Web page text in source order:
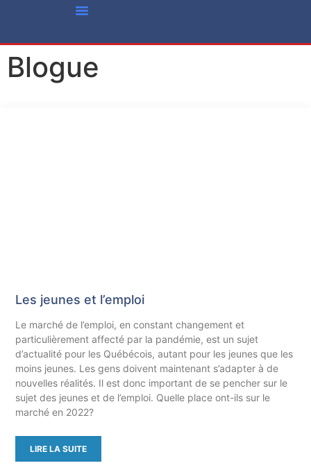
Blogue
Les jeunes et l’emploi
Le marché de l’emploi, en constant changement et
particulièrement affecté par la pandémie, est un sujet
d’actualité pour les Québécois, autant pour les jeunes que les
moins jeunes. Les gens doivent maintenant s’adapter à de
nouvelles réalités. Il est donc important de se pencher sur le
sujet des jeunes et de l’emploi. Quelle place ont-ils sur le
marché en 2022?
LIRE LA SUITE